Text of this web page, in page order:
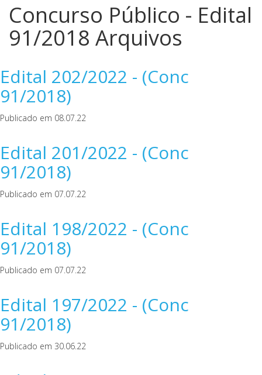
Concurso Público - Edital
91/2018 Arquivos
Edital 202/2022 - (Conc
91/2018)
Publicado em 08.07.22
Edital 201/2022 - (Conc
91/2018)
Publicado em 07.07.22
Edital 198/2022 - (Conc
91/2018)
Publicado em 07.07.22
Edital 197/2022 - (Conc
91/2018)
Publicado em 30.06.22